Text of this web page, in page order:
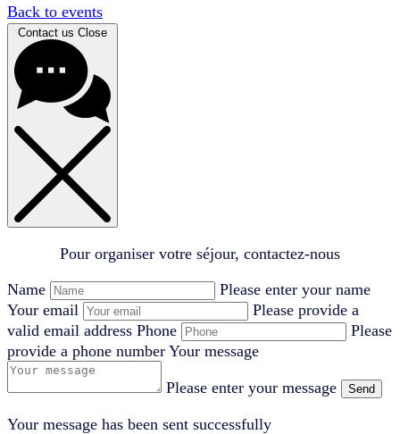
Back to events
Contact us Close
Pour organiser votre séjour, contactez-nous
Name
Please enter your name
Your email
Please provide a
valid email address Phone
Please
provide a phone number Your message
Please enter your message Send
Your message has been sent successfully